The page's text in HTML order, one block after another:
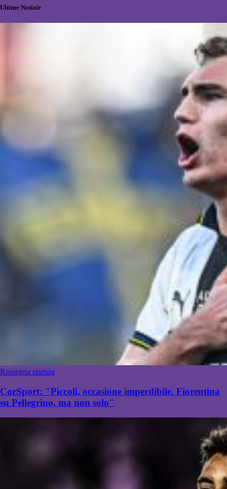
Ultime Notizie
Rassegna stampa
CorSport: "Piccoli, occasione imperdibile. Fiorentina
su Pellegrino, ma non solo"